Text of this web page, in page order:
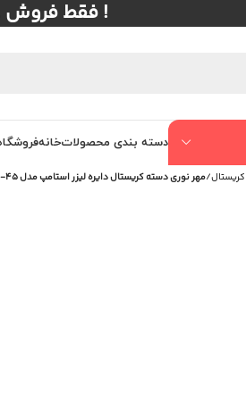
! فقط فروش عمده با
دسته بندی محصولاتخانه
/مهر نوری دسته کریستال دایره لیزر استامپ مدل B-45